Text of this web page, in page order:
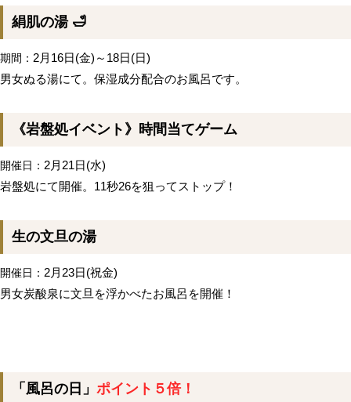
絹肌の湯 🛁
期間： 2月16日(金)～18日(日)
男女ぬる湯にて。保湿成分配合のお風呂です。
《岩盤処イベント》時間当てゲーム
開催日： 2月21日(水)
岩盤処にて開催。11秒26を狙ってストップ！
生の文旦の湯
開催日： 2月23日(祝金)
男女炭酸泉に文旦を浮かべたお風呂を開催！
「風呂の日」 ポイント５倍！